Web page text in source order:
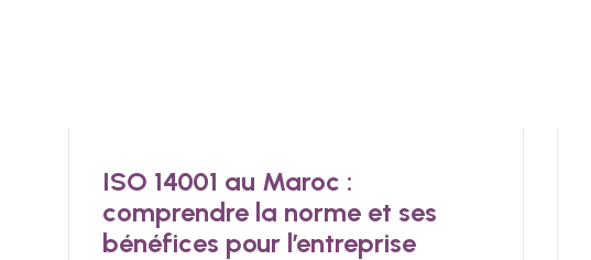
ISO 14001 au Maroc :
comprendre la norme et ses
bénéfices pour l’entreprise